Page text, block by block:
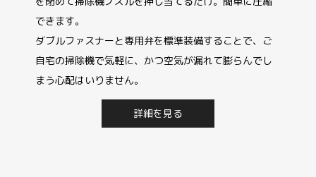
できます。
ダブルファスナーと専用弁を標準装備することで、ご
自宅の掃除機で気軽に、かつ空気が漏れて膨らんでし
まう心配はいりません。
詳細を見る